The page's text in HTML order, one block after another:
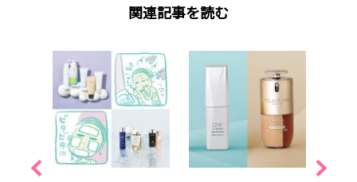
関連記事を読む